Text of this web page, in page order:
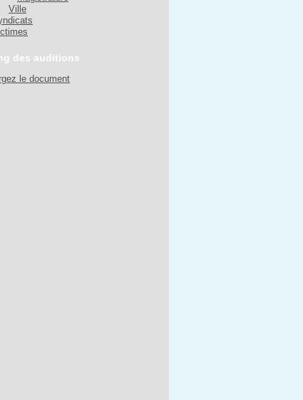
Ville
des auditions
le document